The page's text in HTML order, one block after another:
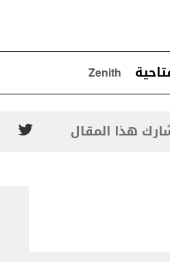
Zenith
هذا المقال